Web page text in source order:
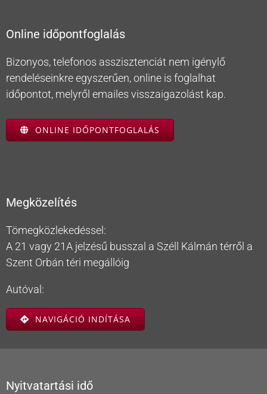
Online időpontfoglalás
Bizonyos, telefonos asszisztenciát nem igénylő
rendeléseinkre egyszerűen, online is foglalhat
időpontot, melyről emailes visszaigazolást kap.
ONLINE IDŐPONTFOGLALÁS
Megközelítés
Tömegközlekedéssel:
A 21 vagy 21A jelzésű busszal a Széll Kálmán térről a
Szent Orbán téri megállóig
Autóval:
NAVIGÁCIÓ INDÍTÁSA
Nyitvatartási idő